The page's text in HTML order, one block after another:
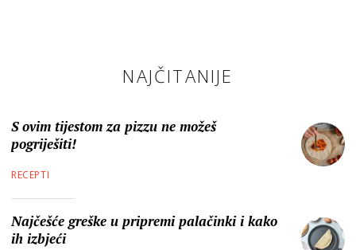
NAJČITANIJE
S ovim tijestom za pizzu ne možeš
pogriješiti!
RECEPTI
Najčešće greške u pripremi palačinki i kako
ih izbjeći